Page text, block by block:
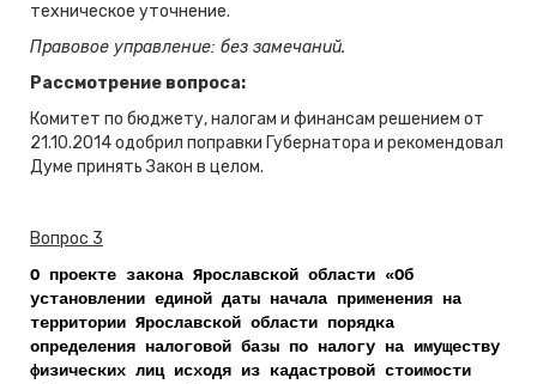
техническое уточнение.
Правовое управление: без замечаний.
Рассмотрение вопроса:
Комитет по бюджету, налогам и финансам решением от
21.10.2014 одобрил поправки Губернатора и рекомендовал
Думе принять Закон в целом.
Вопрос 3
О проекте закона Ярославской области «Об
установлении единой даты начала применения на
территории Ярославской области порядка
определения налоговой базы по налогу на имуществу
физических лиц исходя из кадастровой стоимости